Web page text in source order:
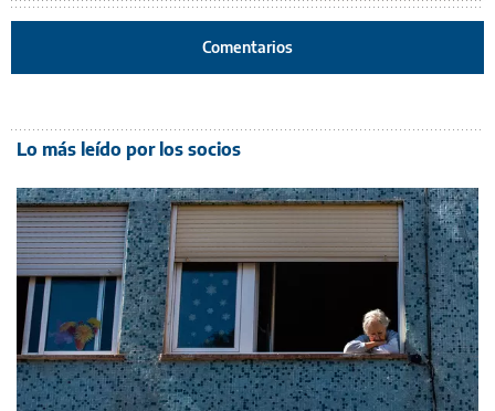
Comentarios
Lo más leído por los socios